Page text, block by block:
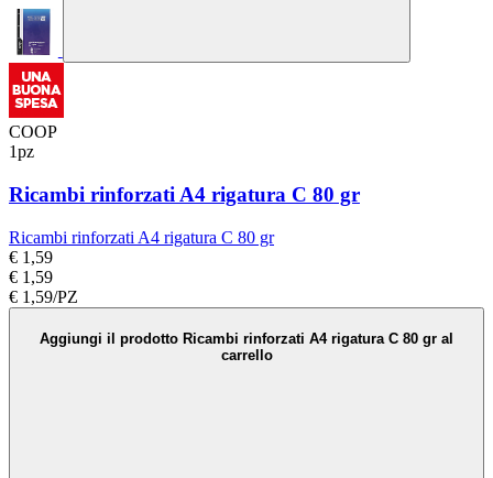
COOP
1pz
Ricambi rinforzati A4 rigatura C 80 gr
Ricambi rinforzati A4 rigatura C 80 gr
€ 1,59
€ 1,59
€ 1,59/PZ
Aggiungi il prodotto Ricambi rinforzati A4 rigatura C 80 gr al
carrello